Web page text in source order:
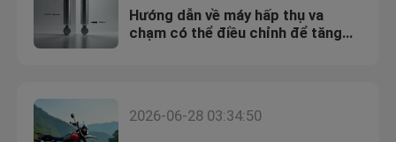
Hướng dẫn về máy hấp thụ va
chạm có thể điều chỉnh để tăng
2026-06-28 03:34:50